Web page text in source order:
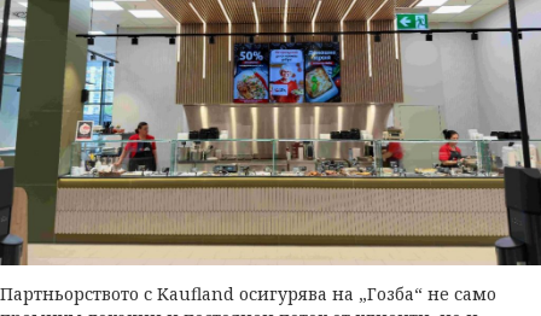
Партньорството с Kaufland осигурява на „Гозба“ не само